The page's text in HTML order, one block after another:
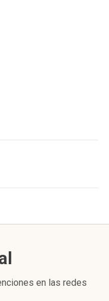
en las redes